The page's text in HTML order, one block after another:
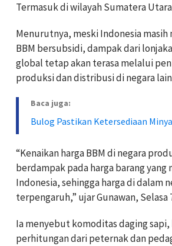
Termasuk di wilayah Sumatera
Menurutnya, meski Indonesia masih
BBM bersubsidi, dampak dari
global tetap akan terasa melalui
produksi dan distribusi di negara
Baca juga:
Bulog Pastikan Ketersediaan
“Kenaikan harga BBM di negara
berdampak pada harga barang yang
Indonesia, sehingga harga di dalam
terpengaruh,” ujar Gunawan, Selasa
Ia menyebut komoditas daging
perhitungan dari peternak dan